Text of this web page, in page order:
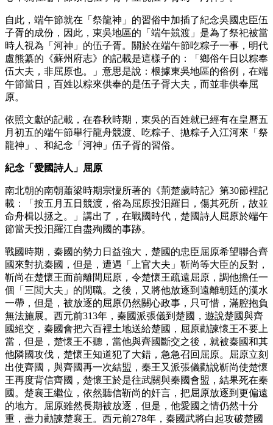
自此，端午節就在「祭龍神」的習俗中加插了紀念吳國忠臣伍
子胥的成份，因此，東吳地區的「端午競渡」是為了祭祀被當
時人視為「河神」的伍子胥。關於在端午節吃粽子一事，明代
盧熊纂的《蘇州府志》的記載是這樣子的：「鄉俗午日以粽奉
伍大夫，非屈原也。」意思是說：根據東吳地區的俗例，在端
午節當日，百姓以粽來供奉的是伍子胥大夫，而並非供奉屈
原。
依照文獻的記載，在春秋時期，東吳的百姓就已經有在皇曆五
月初五的端午節舉行龍舟競渡、吃粽子、拋粽子入江河來「祭
龍神」、和紀念「河神」伍子胥的習俗。
紀念「愛國詩人」屈原
南北朝的南朝蕭梁時期宗懍所著的《荊楚歲時記》第30節裡記
載：「按五月五日競渡，俗為屈原投汨羅日，傷其死所，故並
命舟楫以拯之。」講出了，在戰國時代，楚國詩人屈原於端午
節當天投汨羅江自盡殉國的事跡。
戰國時期，秦國的勢力日益強大，楚國的忠臣屈原希望聯合齊
國來對抗秦國，但是，遭遇「上官大夫」靳尚等大臣的反對，
靳尚在楚懷王面前離間屈原，令楚懷王疏遠屈原，調他擔任一
個「三閭大夫」的閒職。之後，又將他放逐到遠離朝廷的漢水
一帶，但是，被放逐的屈原仍然關心政事，只可惜，滿腔抱負
無法施展。西元前313年，秦國派張儀到楚國，遊說楚國與齊
國絕交，秦國會把六百裡土地送給楚國，屈原勸諫懷王不要上
當，但是，楚懷王不聽，當他與齊國斷交之後，就被秦國和其
他隣國攻伐，楚懷王知道犯了大錯，急急召回屈原。屈原立刻
出使齊國，與齊國再一次結盟，秦王又派張儀勸說靳尚使楚懷
王再度背信齊國，楚懷王於是往武關與秦國會盟，結果死在秦
國。楚襄王繼位，依然聽信靳尚的奸言，把屈原放逐到更偏遠
的地方。屈原雖然長期被放逐，但是，他愛國之情仍然十分
重，盡力勸諫楚襄王。西元前278年，秦國武將白起攻破楚國